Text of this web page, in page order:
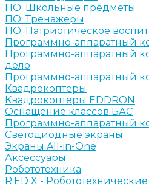
ПО: Школьные предметы
ПО: Тренажеры
ПО: Патриотическое
Программно-аппаратный
Программно-аппаратный
дело
Программно-аппаратный
Квадрокоптеры
Квадрокоптеры EDDRON
Оснащение классов БАС
Программно-аппаратный
Светодиодные экраны
Экраны All-in-One
Аксессуары
Робототехника
R:ED X -